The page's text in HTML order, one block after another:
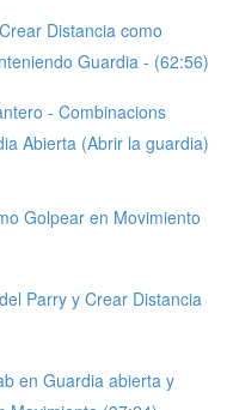
Distancia como
Guardia - (62:56)
- Combinacions
Abierta (Abrir la guardia)
Golpear en Movimiento
Parry y Crear Distancia
en Guardia abierta y